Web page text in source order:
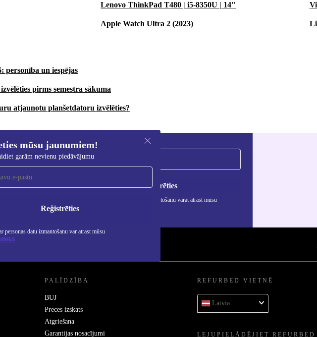
Lenovo ThinkPad T480 | i5-8350U | 14"
Apple Watch Ultra 2 (2023)
personība un iespējas
pirms semestra sākuma
atjaunotu planšetdatoru izvēlēties?
mūsu jaunumiem!
garām nevienu piedāvājumu
Reģistrēties
personas datu izmantošanu var atrast mūsu
garām nevienu
Reģistrēties
Informāciju par personas datu izmantošanu varat atrast mūsu
Privātuma politikā
PALĪDZĪBA
BUJ
Preces izskats
Atgriešana
Garantijas nosacījumi
REFURBED VIETNĒ
Latvia
LEJUPIELĀDĒJIET REFURBED